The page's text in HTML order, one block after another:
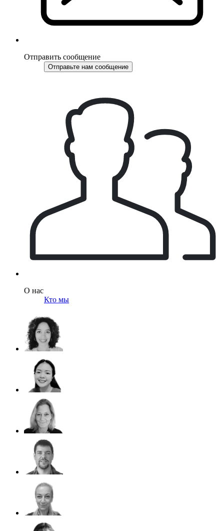
Отправить сообщение
Отправьте нам сообщение
О нас
Кто мы